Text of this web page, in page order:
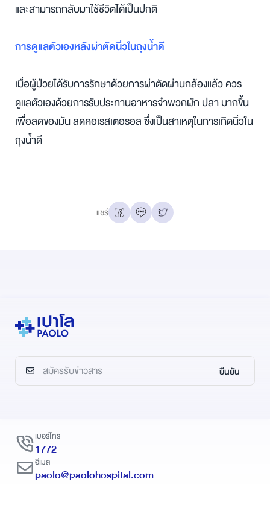
และสามารถกลับมาใช้ชีวิตได้เป็นปกติ
การดูแลตัวเองหลังผ่าตัดนิ่วในถุงน้ำดี
เมื่อผู้ป่วยได้รับการรักษาด้วยการผ่าตัดผ่านกล้องแล้ว ควร
ดูแลตัวเองด้วยการรับประทานอาหารจำพวกผัก ปลา มากขึ้น
เพื่อลดของมัน ลดคอเรสเตอรอล ซึ่งเป็นสาเหตุในการเกิดนิ่วใน
ถุงน้ำดี
แชร์
ยืนยัน
เบอร์โทร
1772
อีเมล
paolo@paolohospital.com